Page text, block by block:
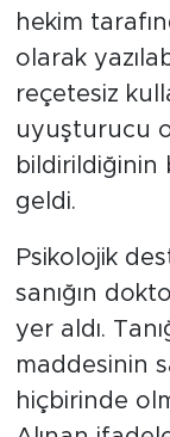
hekim
olarak
reçetesiz
uyuşturucu
bildirildiğinin
geldi.
Psikolojik
sanığın
yer aldı.
maddesinin
hiçbirinde